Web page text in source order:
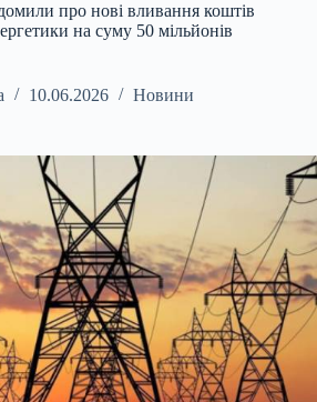
про нові вливання коштів
на суму 50 мільйонів
10.06.2026 Новини